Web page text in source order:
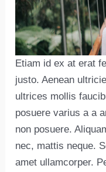
Etiam id ex at erat
justo. Aenean
ultrices mollis
posuere varius a a
non posuere.
nec, mattis neque.
amet ullamcorper.